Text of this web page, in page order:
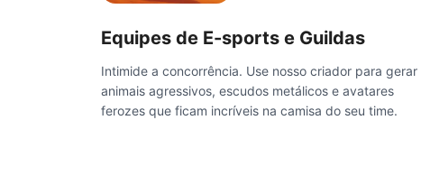
Equipes de E-sports e Guildas
Intimide a concorrência. Use nosso criador para gerar
animais agressivos, escudos metálicos e avatares
ferozes que ficam incríveis na camisa do seu time.